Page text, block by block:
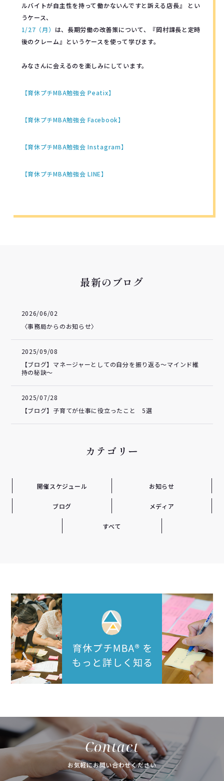
ルバイトが自主性を持って働かないんですと訴える店長』 とい
うケース、
1/27（月） は、長期労働の改善策について、『岡村課長と定時
後のクレーム』というケースを使って学びます。
みなさんに会えるのを楽しみにしています。
【育休プチMBA勉強会 Peatix】
【育休プチMBA勉強会 Facebook】
【育休プチMBA勉強会 Instagram】
【育休プチMBA勉強会 LINE】
最新のブログ
2026/06/02
〈事務局からのお知らせ〉
2025/09/08
【ブログ】マネージャーとしての自分を振り返る～マインド維
持の秘訣～
2025/07/28
【ブログ】子育てが仕事に役立ったこと 5選
カテゴリー
開催スケジュール お知らせ
ブログ メディア
すべて
Contact
お気軽にお問い合わせください